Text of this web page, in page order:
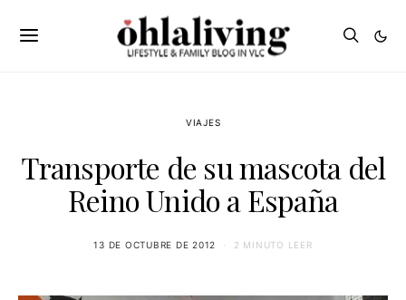
VIAJES
Transporte de su mascota del
Reino Unido a España
13 DE OCTUBRE DE 2012 2 MINUTO LEER